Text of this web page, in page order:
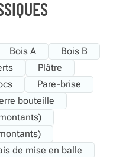
Bois A
Bois B
Plâtre
Pare-brise
bouteille
de mise en balle